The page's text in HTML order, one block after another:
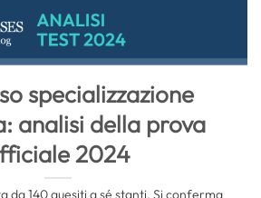
specializzazione
analisi della prova
2024
da 140 quesiti a sé stanti. Si conferma